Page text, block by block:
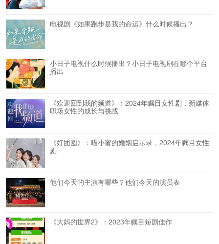
电视剧《如果跑步是我的命运》什么时候播出？
小日子电视什么时候播出？小日子电视剧在哪个平台
播出
《欢迎回到我的频道》：2024年瞩目女性剧，新媒体
职场女性的成长与挑战
《好团圆》：喵小蜜的婚姻启示录，2024年瞩目女性
剧
他们今天的主演有哪些？他们今天的演员表
《大妈的世界2》：2023年瞩目短剧佳作